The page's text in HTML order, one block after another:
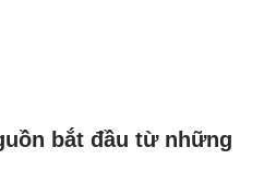
bắt đầu từ những